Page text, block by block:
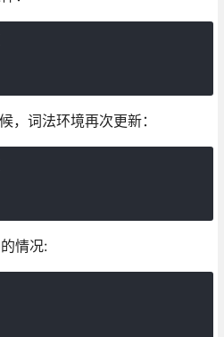
，词法环境再次更新：
情况: